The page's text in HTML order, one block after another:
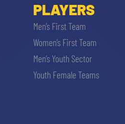
PLAYERS
Men’s First Team
Women’s First Team
Men’s Youth Sector
Youth Female Teams